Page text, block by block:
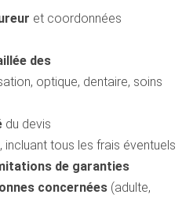
et coordonnées
des
optique, dentaire, soins
du devis
, incluant tous les frais éventuels
de garanties
concernées(adulte,